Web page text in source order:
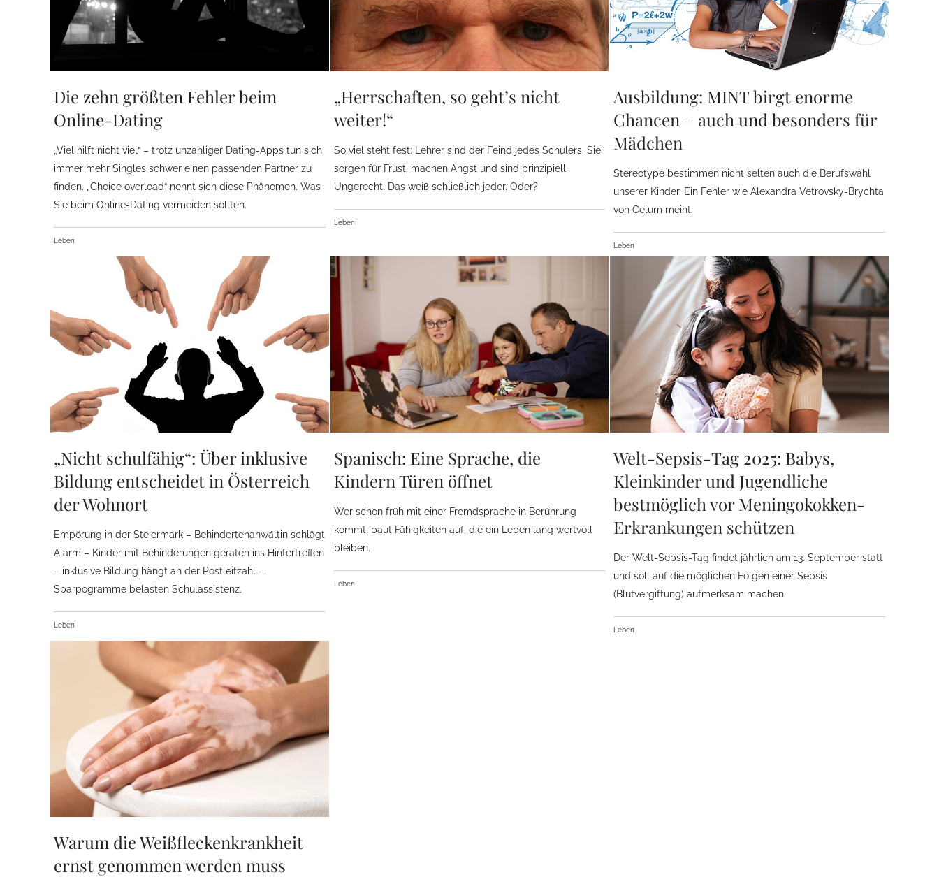
Die zehn größten Fehler beim
Online-Dating
„Viel hilft nicht viel“ – trotz unzähliger Dating-Apps tun sich
immer mehr Singles schwer einen passenden Partner zu
finden. „Choice overload“ nennt sich diese Phänomen. Was
Sie beim Online-Dating vermeiden sollten.
Leben
„Herrschaften, so geht’s nicht
weiter!“
So viel steht fest: Lehrer sind der Feind jedes Schülers. Sie
sorgen für Frust, machen Angst und sind prinzipiell
Ungerecht. Das weiß schließlich jeder. Oder?
Leben
Ausbildung: MINT birgt enorme
Chancen – auch und besonders für
Mädchen
Stereotype bestimmen nicht selten auch die Berufswahl
unserer Kinder. Ein Fehler wie Alexandra Vetrovsky-Brychta
von Celum meint.
Leben
„Nicht schulfähig“: Über inklusive
Bildung entscheidet in Österreich
der Wohnort
Empörung in der Steiermark – Behindertenanwältin schlägt
Alarm – Kinder mit Behinderungen geraten ins Hintertreffen
– inklusive Bildung hängt an der Postleitzahl –
Sparpogramme belasten Schulassistenz.
Leben
Spanisch: Eine Sprache, die
Kindern Türen öffnet
Wer schon früh mit einer Fremdsprache in Berührung
kommt, baut Fähigkeiten auf, die ein Leben lang wertvoll
bleiben.
Leben
Welt-Sepsis-Tag 2025: Babys,
Kleinkinder und Jugendliche
bestmöglich vor Meningokokken-
Erkrankungen schützen
Der Welt-Sepsis-Tag findet jährlich am 13. September statt
und soll auf die möglichen Folgen einer Sepsis
(Blutvergiftung) aufmerksam machen.
Leben
Warum die Weißfleckenkrankheit
ernst genommen werden muss